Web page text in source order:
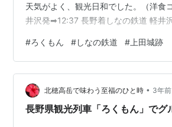
天気がよく、観光日和でした。（洋食
井沢発➡12:37 長野着しなの鉄道 軽井
#ろくもん #しなの鉄道 # 上田城跡
北穂高岳で味わう至福のひと時 • 3年前
長野県観光列車「ろくもん」でグ